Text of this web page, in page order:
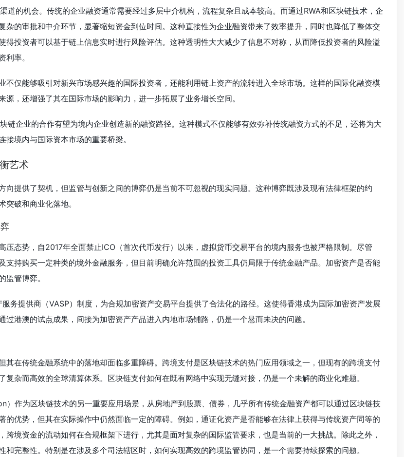
道的机会。传统的企业融资通常需要经过多层中介机构，流程复杂且成本较高。而通过RWA和区块链技术，企
杂的审批和中介环节，显著缩短资金到位时间。这种直接性为企业融资带来了效率提升，同时也降低了整体交
得投资者可以基于链上信息实时进行风险评估。这种透明性大大减少了信息不对称，从而降低投资者的风险溢
利率。
不仅能够吸引对新兴市场感兴趣的国际投资者，还能利用链上资产的流转进入全球市场。这样的国际化融资模
，还增强了其在国际市场的影响力，进一步拓展了业务增长空间。
链企业的合作有望为境内企业创造新的融资路径。这种模式不仅能够有效弥补传统融资方式的不足，还将为大
境内与国际资本市场的重要桥梁。
艺术
向提供了契机，但监管与创新之间的博弈仍是当前不可忽视的现实问题。这种博弈既涉及现有法律框架的约
突破和商业化落地。
压态势，自2017年全面禁止ICO（首次代币发行）以来，虚拟货币交易平台的境内服务也被严格限制。尽管
支持购买一定种类的境外金融服务，但目前明确允许范围的投资工具仍局限于传统金融产品。加密资产是否能
监管博弈。
务提供商（VASP）制度，为合规加密资产交易平台提供了合法化的路径。这使得香港成为国际加密资产发展
过港澳的试点成果，间接为加密资产产品进入内地市场铺路，仍是一个悬而未决的问题。
其在传统金融系统中的落地却面临多重障碍。跨境支付是区块链技术的热门应用领域之一，但现有的跨境支付
复杂而高效的全球清算体系。区块链支付如何在既有网络中实现无缝对接，仍是一个未解的商业化难题。
）作为区块链技术的另一重要应用场景，从房地产到股票、债券，几乎所有传统金融资产都可以通过区块链技
的优势，但其在实际操作中仍然面临一定的障碍。例如，通证化资产是否能够在法律上获得与传统资产同等的
跨境资金的流动如何在合规框架下进行，尤其是面对复杂的国际监管要求，也是当前的一大挑战。除此之外，
和完整性。特别是在涉及多个司法辖区时，如何实现高效的跨境监管协同，是一个需要持续探索的问题。